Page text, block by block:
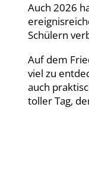
Auch 2026
Schülern
Auf dem
viel zu
auch
toller Tag,